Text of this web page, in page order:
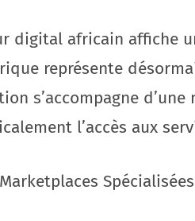
digital africain affiche
représente
s’accompagne
l’accès aux
Spécialisées